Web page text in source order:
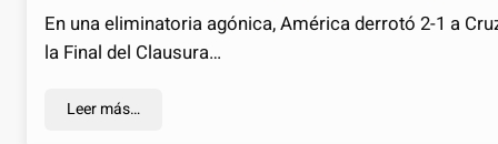
En una eliminatoria agónica, América derrotó 2-1 a
la Final del Clausura…
Leer más…